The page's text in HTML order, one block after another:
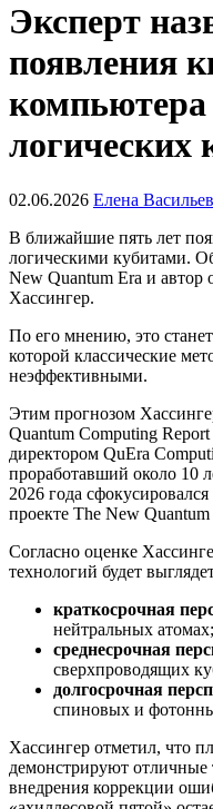
Эксперт
появления
компьютера
логических
02.06.2026 Елена
В ближайшие пять лет
логическими кубитами.
New Quantum Era и автор
Хассингер.
По его мнению, это
которой классические
неэффективными.
Этим прогнозом
Quantum Computing
директором QuEra
проработавший около 10
2026 года
проекте The New Quantum
Согласно оценке
технологий будет
краткосрочная
нейтральных атомах;
среднесрочная
сверхпроводящих
долгосрочная
спиновых и
Хассингер отметил, что
демонстрируют
внедрения коррекции